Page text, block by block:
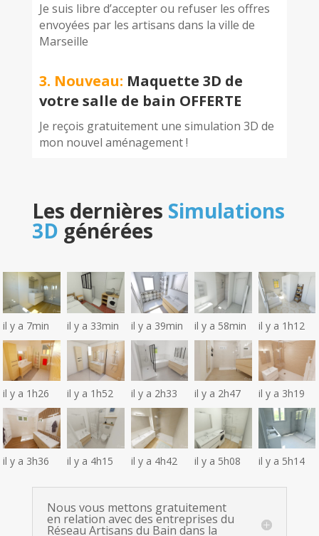
Je suis libre d’accepter ou refuser les offres
envoyées par les artisans dans la ville de
Marseille
3. Nouveau: Maquette 3D de
votre salle de bain OFFERTE
Je reçois gratuitement une simulation 3D de
mon nouvel aménagement !
Les dernières Simulations
3D générées
il y a 7min il y a 33min il y a 39min il y a 58min il y a 1h12
il y a 1h26 il y a 1h52 il y a 2h33 il y a 2h47 il y a 3h19
il y a 3h36 il y a 4h15 il y a 4h42 il y a 5h08 il y a 5h14
Nous vous mettons gratuitement
en relation avec des entreprises du
Réseau Artisans du Bain dans la